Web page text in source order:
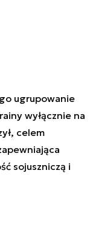
ugrupowanie
wyłącznie na
celem
sojuszniczą i